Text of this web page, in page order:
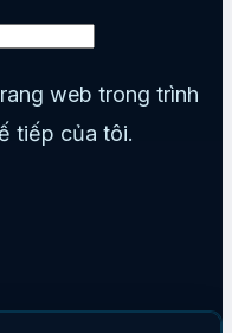
web trong trình
tiếp của tôi.